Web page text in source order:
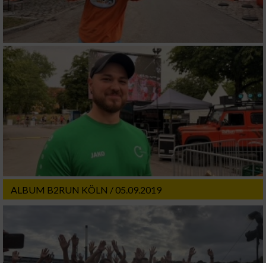
ALBUM B2RUN KÖLN / 05.09.2019